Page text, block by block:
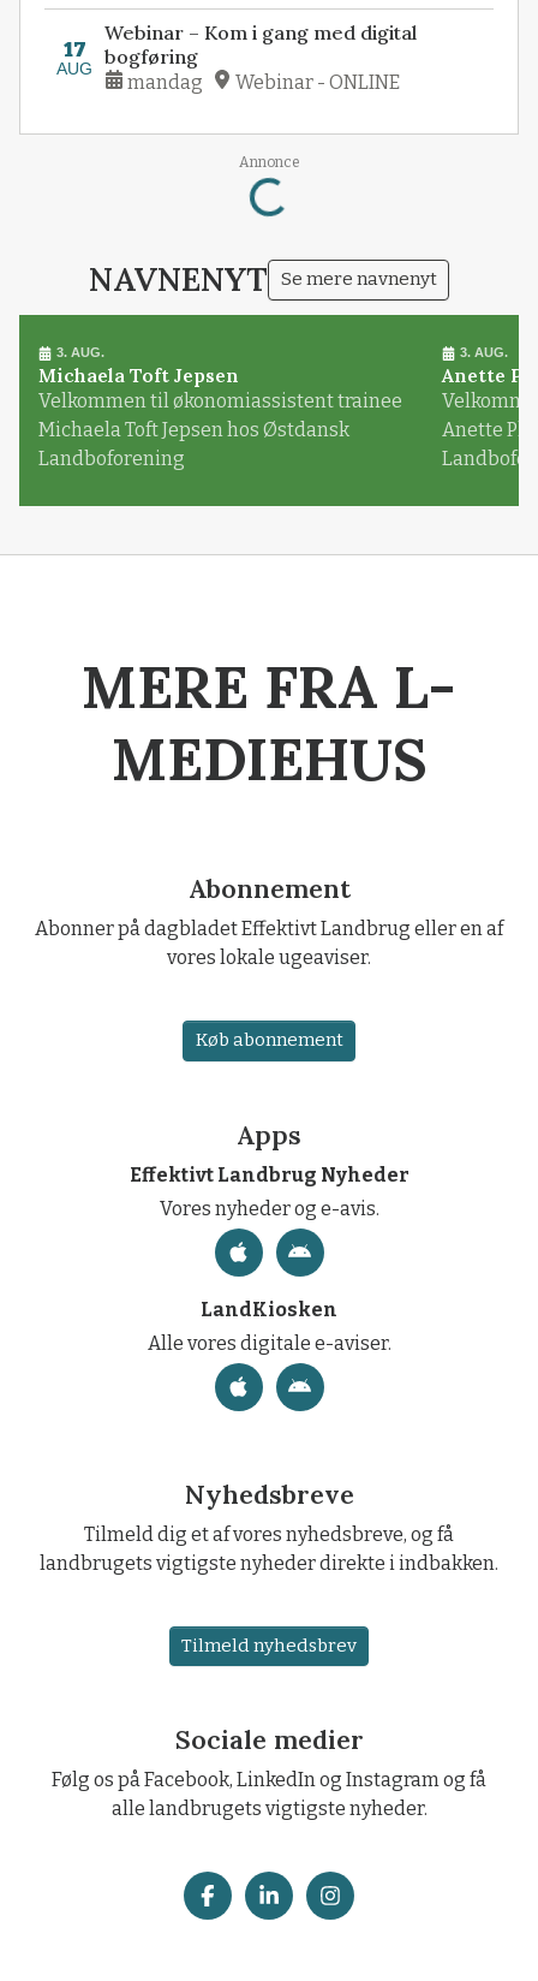
17
AUG
Webinar – Kom i gang med digital
bogføring
mandag Webinar - ONLINE
Annonce
Loading...
NAVNENYT Se mere navnenyt
3. AUG.
Michaela Toft Jepsen
Velkommen til økonomiassistent trainee
Michaela Toft Jepsen hos Østdansk
Landboforening
3. AUG.
Anette
Anette
MERE FRA L-
MEDIEHUS
Abonnement
Abonner på dagbladet Effektivt Landbrug eller en af
vores lokale ugeaviser.
Køb abonnement
Apps
Effektivt Landbrug Nyheder
Vores nyheder og e-avis.
LandKiosken
Alle vores digitale e-aviser.
Nyhedsbreve
Tilmeld dig et af vores nyhedsbreve, og få
landbrugets vigtigste nyheder direkte i indbakken.
Tilmeld nyhedsbrev
Sociale medier
Følg os på Facebook, LinkedIn og Instagram og få
alle landbrugets vigtigste nyheder.